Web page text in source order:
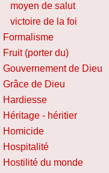
moyen de salut
victoire de la foi
Formalisme
Fruit (porter du)
Gouvernement de Dieu
Grâce de Dieu
Hardiesse
Héritage - héritier
Homicide
Hospitalité
Hostilité du monde